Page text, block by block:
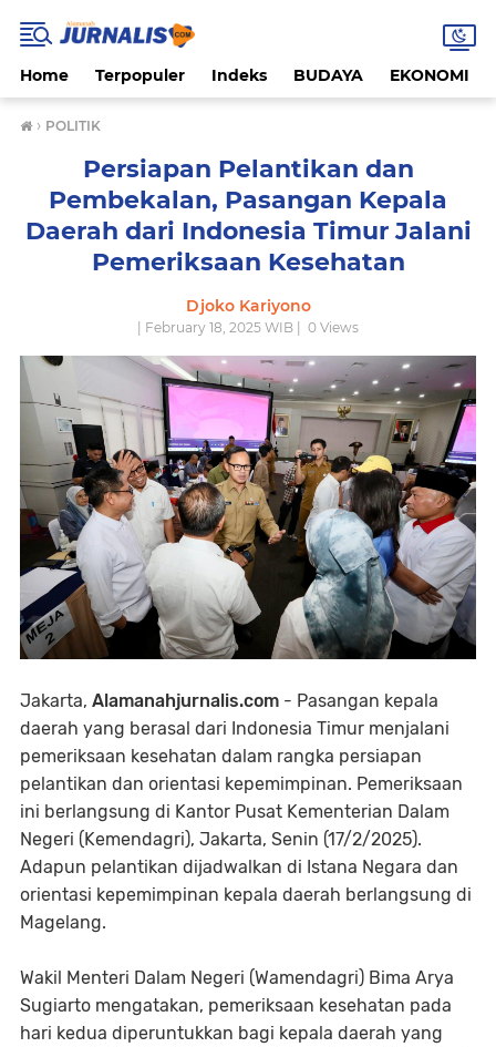
Home Terpopuler Indeks BUDAYA EKONOMI
› POLITIK
Persiapan Pelantikan dan
Pembekalan, Pasangan Kepala
Daerah dari Indonesia Timur Jalani
Pemeriksaan Kesehatan
Djoko Kariyono
| February 18, 2025 WIB | 0 Views
Jakarta, Alamanahjurnalis.com - Pasangan kepala
daerah yang berasal dari Indonesia Timur menjalani
pemeriksaan kesehatan dalam rangka persiapan
pelantikan dan orientasi kepemimpinan. Pemeriksaan
ini berlangsung di Kantor Pusat Kementerian Dalam
Negeri (Kemendagri), Jakarta, Senin (17/2/2025).
Adapun pelantikan dijadwalkan di Istana Negara dan
orientasi kepemimpinan kepala daerah berlangsung di
Magelang.
Wakil Menteri Dalam Negeri (Wamendagri) Bima Arya
Sugiarto mengatakan, pemeriksaan kesehatan pada
hari kedua diperuntukkan bagi kepala daerah yang